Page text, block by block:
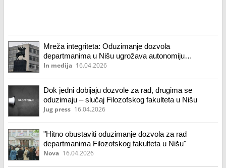
Mreža integriteta: Oduzimanje dozvola
departmanima u Nišu ugrožava autonomiju
univerziteta
In medija 16.04.2026
Dok jedni dobijaju dozvole za rad, drugima se
oduzimaju – slučaj Filozofskog fakulteta u Nišu
Jug press 16.04.2026
"Hitno obustaviti oduzimanje dozvola za rad
departmanima Filozofskog fakulteta u Nišu"
Nova 16.04.2026